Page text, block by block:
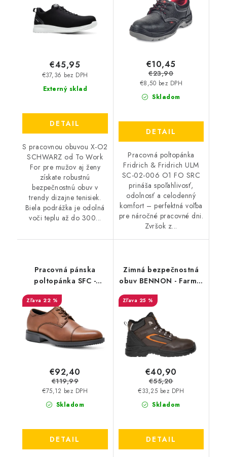
Externý sklad
€37,36 bez DPH
€45,95
DETAIL
S pracovnou obuvou X-O2
SCHWARZ od To Work
For pre mužov aj ženy
získate robustnú
bezpečnostnú obuv v
trendy dizajne tenisiek.
Biela podrážka je odolná
voči teplu až do 300...
Skladom
€8,50 bez DPH
€10,45
€23,90
DETAIL
Pracovná poltopánka
Fridrich & Fridrich ULM
SC-02-006 O1 FO SRC
prináša spoľahlivosť,
odolnosť a celodenný
komfort – perfektná voľba
pre náročné pracovné dni.
Zvršok z...
Pracovná pánska
poltopánka SFC -
Senator hnedá 1211 -
Akciová cena - vizuálna
chyba od novoty
22 %
Skladom
€75,12 bez DPH
€92,40
€119,99
DETAIL
Zimná bezpečnostná
obuv BENNON - Farmis
S3 Winter High -
zateplená - Výpredaj
25 %
Skladom
€33,25 bez DPH
€40,90
€55,20
DETAIL